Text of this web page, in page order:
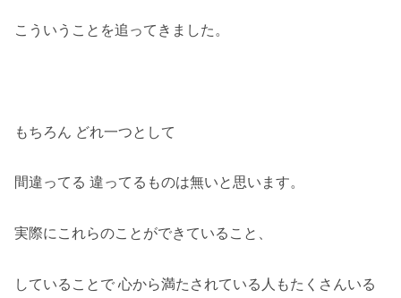
こういうことを追ってきました。
もちろん どれ一つとして
間違ってる 違ってるものは無いと思います。
実際にこれらのことができていること、
していることで 心から満たされている人もたくさんいる